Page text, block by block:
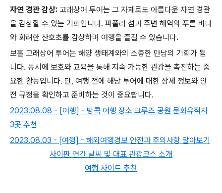
자연 경관 감상: 고래상어 투어는 그 자체로도 아름다운 자연 경관
을 감상할 수 있는 기회입니다. 파풀러 섬과 주변 해역의 푸른 바다
와 화려한 산호초를 감상하며 여행을 즐길 수 있습니다.
보홀 고래상어 투어는 해양 생태계와의 소중한 만남의 기회가 됩
니다. 동시에 보호와 교육을 통해 지속 가능한 관광을 촉진하는 중
요한 활동입니다. 단, 여행 전에 해당 투어에 대한 상세 정보와 안
전 규정을 확인하고 준비하는 것이 중요합니다.
2023.08.08 - [여행] - 방콕 여행 장소 크루즈 공원 문화유적지
3곳 추천
2023.08.03 - [여행] - 해외여행경보 안전과 주의사항 알아보기
사이판 연간 날씨 및 대표 관광코스 소개
여행 사이트 추천